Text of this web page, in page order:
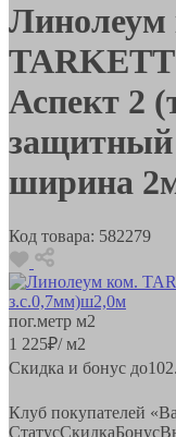
Линолеум
Аспект 2
ширина
Код товара: 582279
пог.метр м2
1 225₽/ м2
Скидка и бонус до
Клуб покупателей
СтатусСкидкаБонус